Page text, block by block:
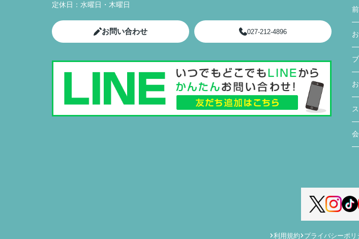
住宅販売店が関わる疑
不動産さんから連絡や
た。さらに私達にわか
き、手間のかかること
入居前に行う建物不備
に来ていただき、私達
の点を見つけていただ
対応していただいてい
定休日： 水曜日・木曜日
お問い合わせ 027-212-4896
利用規約 プライバシーポリ